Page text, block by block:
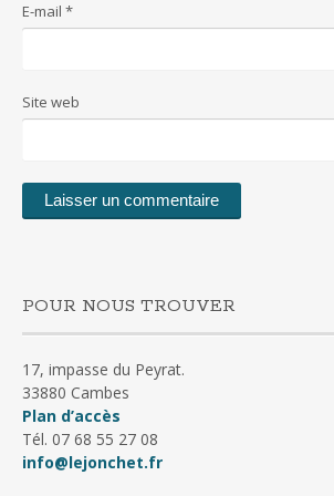
E-mail *
Site web
POUR NOUS TROUVER
17, impasse du Peyrat.
33880 Cambes
Plan d’accès
Tél. 07 68 55 27 08
info@lejonchet.fr